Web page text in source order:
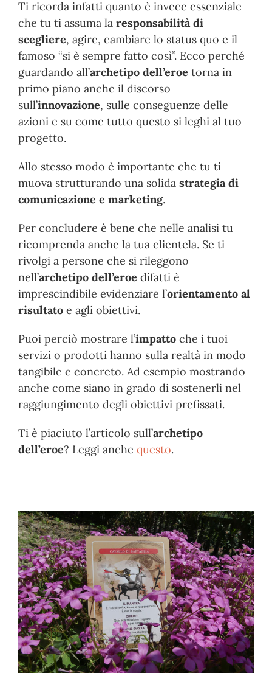
Ti ricorda infatti quanto è invece essenziale
che tu ti assuma la responsabilità di
scegliere, agire, cambiare lo status quo e il
famoso “si è sempre fatto così”. Ecco perché
guardando all’archetipo dell’eroe torna in
primo piano anche il discorso
sull’innovazione, sulle conseguenze delle
azioni e su come tutto questo si leghi al tuo
progetto.
Allo stesso modo è importante che tu ti
muova strutturando una solida strategia di
comunicazione e marketing.
Per concludere è bene che nelle analisi tu
ricomprenda anche la tua clientela. Se ti
rivolgi a persone che si rileggono
nell’archetipo dell’eroe difatti è
imprescindibile evidenziare l’orientamento al
risultato e agli obiettivi.
Puoi perciò mostrare l’impatto che i tuoi
servizi o prodotti hanno sulla realtà in modo
tangibile e concreto. Ad esempio mostrando
anche come siano in grado di sostenerli nel
raggiungimento degli obiettivi prefissati.
Ti è piaciuto l’articolo sull’archetipo
dell’eroe? Leggi anche questo.